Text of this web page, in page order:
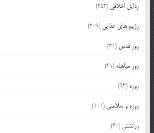
رذایل اخلاقی (252)
رژیم های غذایی (209)
روز قدس (31)
روز مباهله (41)
روزه (93)
روزه و سلامتی (101)
زرتشتی (40)